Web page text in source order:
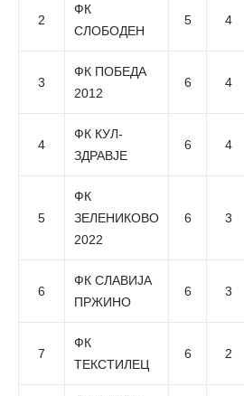
2
ФК
СЛОБОДЕН
5 4
3
ФК ПОБЕДА
2012
6 4
4
ФК КУЛ-
ЗДРАВЈЕ
6 4
5
ФК
ЗЕЛЕНИКОВО
2022
6 3
6
ФК СЛАВИЈА
ПРЖИНО
6 3
7
ФК
ТЕКСТИЛЕЦ
6 2